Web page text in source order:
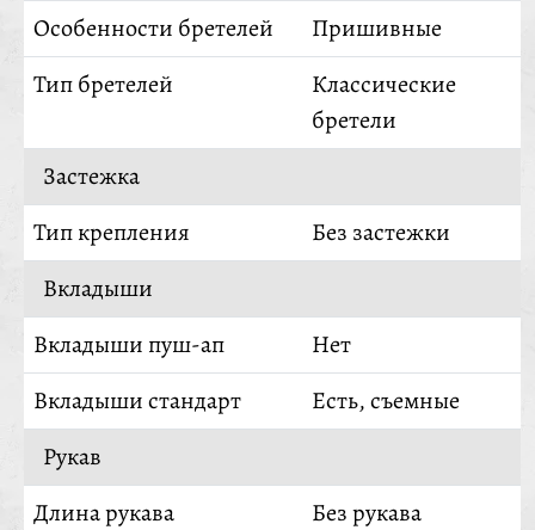
Особенности бретелей
Пришивные
Тип бретелей
Классические
бретели
Застежка
Тип крепления
Без застежки
Вкладыши
Вкладыши пуш-ап
Нет
Вкладыши стандарт
Есть, съемные
Рукав
Длина рукава
Без рукава